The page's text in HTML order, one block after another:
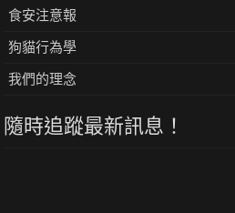
食安注意報
狗貓行為學
我們的理念
隨時追蹤最新訊息！